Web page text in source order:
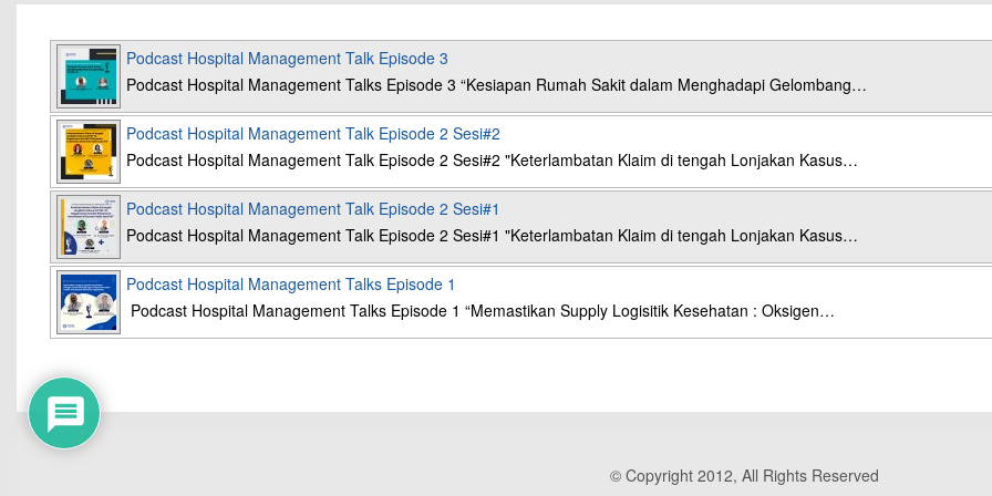
Podcast Hospital Management Talk Episode 3
Podcast Hospital Management Talks Episode 3 “Kesiapan Rumah Sakit dalam Menghadapi Gelombang…
Podcast Hospital Management Talk Episode 2 Sesi#2
Podcast Hospital Management Talk Episode 2 Sesi#2 "Keterlambatan Klaim di tengah Lonjakan Kasus…
Podcast Hospital Management Talk Episode 2 Sesi#1
Podcast Hospital Management Talk Episode 2 Sesi#1 "Keterlambatan Klaim di tengah Lonjakan Kasus…
Podcast Hospital Management Talks Episode 1
Podcast Hospital Management Talks Episode 1 “Memastikan Supply Logisitik Kesehatan : Oksigen…
© Copyright 2012, All Rights Reserved